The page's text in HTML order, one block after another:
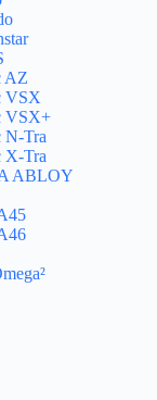
AZ
VSX
VSX+
N-Tra
X-Tra
ABLOY